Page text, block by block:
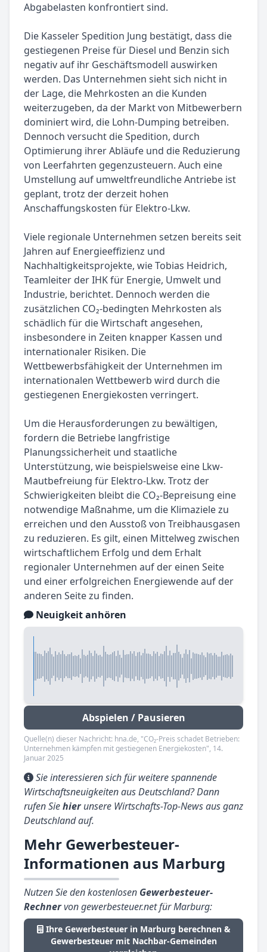
Abgabelasten konfrontiert sind.
Die Kasseler Spedition Jung bestätigt, dass die
gestiegenen Preise für Diesel und Benzin sich
negativ auf ihr Geschäftsmodell auswirken
werden. Das Unternehmen sieht sich nicht in
der Lage, die Mehrkosten an die Kunden
weiterzugeben, da der Markt von Mitbewerbern
dominiert wird, die Lohn-Dumping betreiben.
Dennoch versucht die Spedition, durch
Optimierung ihrer Abläufe und die Reduzierung
von Leerfahrten gegenzusteuern. Auch eine
Umstellung auf umweltfreundliche Antriebe ist
geplant, trotz der derzeit hohen
Anschaffungskosten für Elektro-Lkw.
Viele regionale Unternehmen setzen bereits seit
Jahren auf Energieeffizienz und
Nachhaltigkeitsprojekte, wie Tobias Heidrich,
Teamleiter der IHK für Energie, Umwelt und
Industrie, berichtet. Dennoch werden die
zusätzlichen CO₂-bedingten Mehrkosten als
schädlich für die Wirtschaft angesehen,
insbesondere in Zeiten knapper Kassen und
internationaler Risiken. Die
Wettbewerbsfähigkeit der Unternehmen im
internationalen Wettbewerb wird durch die
gestiegenen Energiekosten verringert.
Um die Herausforderungen zu bewältigen,
fordern die Betriebe langfristige
Planungssicherheit und staatliche
Unterstützung, wie beispielsweise eine Lkw-
Mautbefreiung für Elektro-Lkw. Trotz der
Schwierigkeiten bleibt die CO₂-Bepreisung eine
notwendige Maßnahme, um die Klimaziele zu
erreichen und den Ausstoß von Treibhausgasen
zu reduzieren. Es gilt, einen Mittelweg zwischen
wirtschaftlichem Erfolg und dem Erhalt
regionaler Unternehmen auf der einen Seite
und einer erfolgreichen Energiewende auf der
anderen Seite zu finden.
Neuigkeit anhören
Abspielen / Pausieren
Quelle(n) dieser Nachricht: hna.de, "CO₂-Preis schadet Betrieben:
Unternehmen kämpfen mit gestiegenen Energiekosten", 14.
Januar 2025
Sie interessieren sich für weitere spannende
Wirtschaftsneuigkeiten aus Deutschland? Dann
rufen Siehierunsere Wirtschafts-Top-News aus ganz
Deutschland auf.
Mehr Gewerbesteuer-
Informationen aus Marburg
Nutzen Sie den kostenlosen Gewerbesteuer-
Rechnervon gewerbesteuer.net für Marburg:
Ihre Gewerbesteuer in Marburg berechnen &
Gewerbesteuer mit Nachbar-Gemeinden